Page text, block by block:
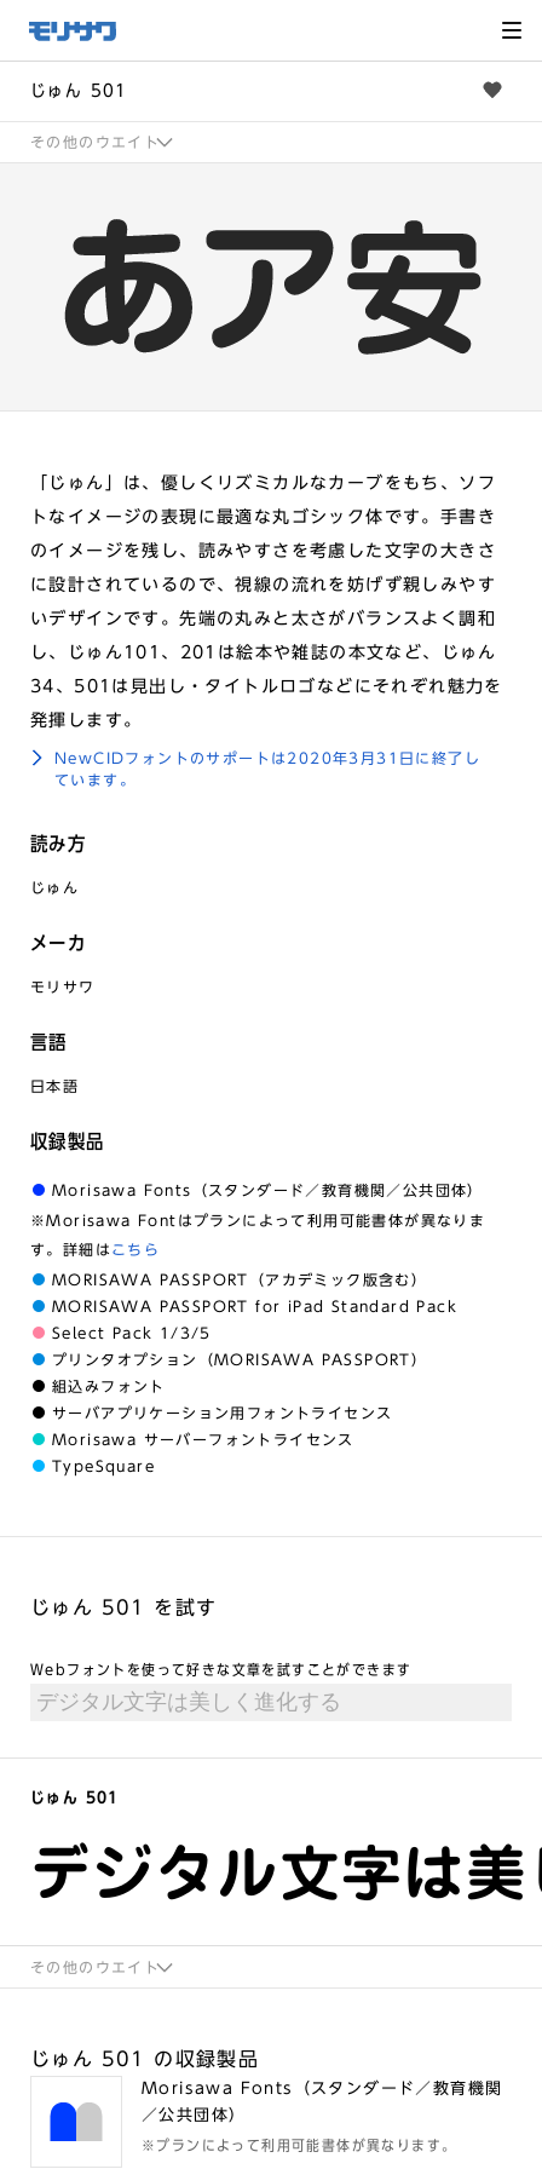
メ
ニュー
飛ばし
へ移動
じゅん 501
その他のウエイト
「じゅん」は、優しくリズミカルなカーブをもち、ソフ
トなイメージの表現に最適な丸ゴシック体です。手書き
のイメージを残し、読みやすさを考慮した文字の大きさ
に設計されているので、視線の流れを妨げず親しみやす
いデザインです。先端の丸みと太さがバランスよく調和
し、じゅん101、201は絵本や雑誌の本文など、じゅん
34、501は見出し・タイトルロゴなどにそれぞれ魅力を
発揮します。
NewCIDフォントのサポートは2020年3月31日に終了し
ています。
読み方
じゅん
メーカ
モリサワ
言語
日本語
収録製品
Morisawa Fonts（スタンダード／教育機関／公共団体）
※Morisawa Fontはプランによって利用可能書体が異なりま
す。詳細は こちら
MORISAWA PASSPORT（アカデミック版含む）
MORISAWA PASSPORT for iPad Standard Pack
Select Pack 1/3/5
プリンタオプション（MORISAWA PASSPORT）
組込みフォント
サーバアプリケーション用フォントライセンス
Morisawa サーバーフォントライセンス
TypeSquare
じゅん 501 を試す
Webフォントを使って好きな文章を試すことができます
じゅん 501
デジタル文字は
その他のウエイト
じゅん 501 の収録製品
Morisawa Fonts（スタンダード／教育機関
／公共団体）
※プランによって利用可能書体が異なります。